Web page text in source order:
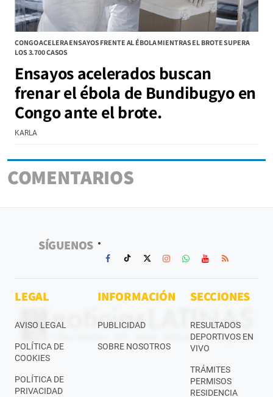
CONGO ACELERA ENSAYOS FRENTE AL ÉBOLA MIENTRAS EL BROTE SUPERA
LOS 3.700 CASOS
Ensayos acelerados buscan
frenar el ébola de Bundibugyo en
Congo ante el brote.
KARLA
COMENTARIOS
SÍGUENOS
LEGAL
AVISO LEGAL
POLÍTICA DE
COOKIES
POLÍTICA DE
PRIVACIDAD
INFORMACIÓN
PUBLICIDAD
SOBRE NOSOTROS
SECCIONES
RESULTADOS
DEPORTIVOS EN
VIVO
TRÁMITES
PERMISOS
RESIDENCIA